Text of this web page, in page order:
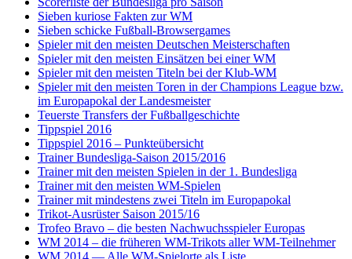
Sieben kuriose Fakten zur WM
Sieben schicke Fußball-Browsergames
Spieler mit den meisten Deutschen Meisterschaften
Spieler mit den meisten Einsätzen bei einer WM
Spieler mit den meisten Titeln bei der Klub-WM
Spieler mit den meisten Toren in der Champions League bzw.
im Europapokal der Landesmeister
Teuerste Transfers der Fußballgeschichte
Tippspiel 2016
Tippspiel 2016 – Punkteübersicht
Trainer Bundesliga-Saison 2015/2016
Trainer mit den meisten Spielen in der 1. Bundesliga
Trainer mit den meisten WM-Spielen
Trainer mit mindestens zwei Titeln im Europapokal
Trikot-Ausrüster Saison 2015/16
Trofeo Bravo – die besten Nachwuchsspieler Europas
WM 2014 – die früheren WM-Trikots aller WM-Teilnehmer
WM 2014 — Alle WM-Spielorte als Liste